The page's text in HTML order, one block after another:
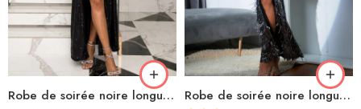
Robe de soirée noire longue licou sexy décolletée avec découpes à paillettes fendue dos nu Robe de soirée noire longue manches courtes fendue paillettes dos nue